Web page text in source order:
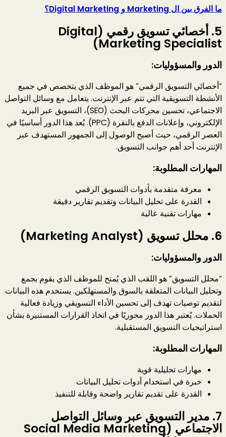
ما الفرق بين ال Marketing و Digital Marketing؟
5. أخصائي تسويق رقمي (Digital
Marketing Specialist)
الدور والمسؤوليات:
“أخصائي التسويق الرقمي” هو الموظف الذي يتخصص في جميع
الأنشطة التسويقية التي تتم عبر الإنترنت. يتعامل مع وسائل التواصل
الاجتماعي، تحسين محركات البحث (SEO)، التسويق عبر البريد
الإلكتروني، وإعلانات الدفع بالنقرة (PPC). يُعد هذا الدور أساسيًا في
العصر الرقمي، حيث أصبح الوصول إلى الجمهور المستهدف عبر
الإنترنت أحد أهم جوانب التسويق.
المهارات المطلوبة:
معرفة متقدمة بأدوات التسويق الرقمي
القدرة على تحليل البيانات وتقديم تقارير دقيقة
مهارات تقنية عالية
6. محلل تسويق (Marketing Analyst)
الدور والمسؤوليات:
“محلل التسويق” هو اللقب الذي يُمنح للموظف الذي يقوم بجمع
وتحليل البيانات المتعلقة بالسوق والمستهلكين. يستخدم هذه البيانات
لتقديم توصيات تهدف إلى تحسين الأداء التسويقي وزيادة فعالية
الحملات. يُعتبر هذا الدور محوريًا في اتخاذ القرارات المستنيرة بشأن
استراتيجيات التسويق المستقبلية.
المهارات المطلوبة:
مهارات تحليلية قوية
خبرة في استخدام أدوات تحليل البيانات
القدرة على تقديم تقارير واضحة وقابلة للتنفيذ
7. مدير التسويق عبر وسائل التواصل
الاجتماعي (Social Media Marketing